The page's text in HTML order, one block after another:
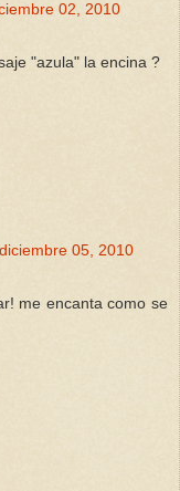
02, 2010
"azula" la encina ?
05, 2010
me encanta como se